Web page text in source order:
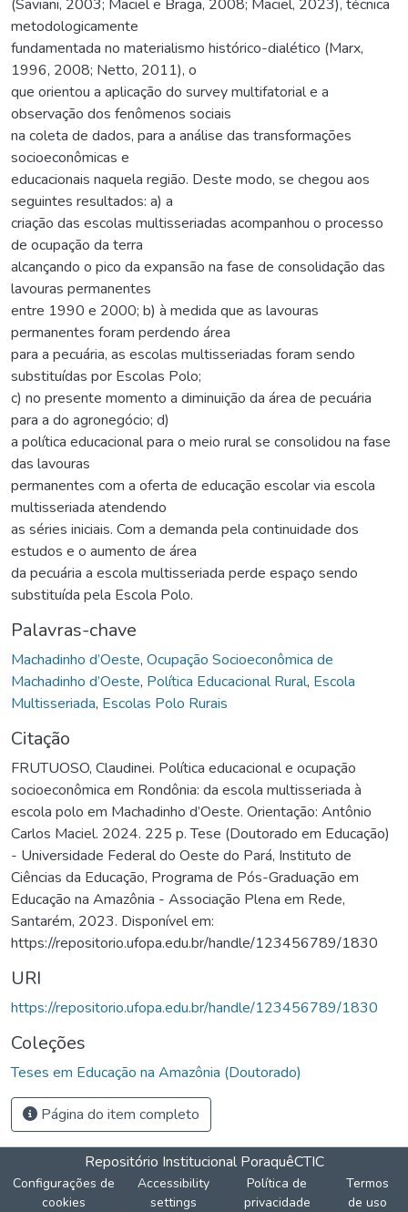
(Saviani, 2003; Maciel e Braga, 2008; Maciel, 2023), técnica
metodologicamente
fundamentada no materialismo histórico-dialético (Marx,
1996, 2008; Netto, 2011), o
que orientou a aplicação do survey multifatorial e a
observação dos fenômenos sociais
na coleta de dados, para a análise das transformações
socioeconômicas e
educacionais naquela região. Deste modo, se chegou aos
seguintes resultados: a) a
criação das escolas multisseriadas acompanhou o processo
de ocupação da terra
alcançando o pico da expansão na fase de consolidação das
lavouras permanentes
entre 1990 e 2000; b) à medida que as lavouras
permanentes foram perdendo área
para a pecuária, as escolas multisseriadas foram sendo
substituídas por Escolas Polo;
c) no presente momento a diminuição da área de pecuária
para a do agronegócio; d)
a política educacional para o meio rural se consolidou na fase
das lavouras
permanentes com a oferta de educação escolar via escola
multisseriada atendendo
as séries iniciais. Com a demanda pela continuidade dos
estudos e o aumento de área
da pecuária a escola multisseriada perde espaço sendo
substituída pela Escola Polo.
Palavras-chave
Machadinho d’Oeste, Ocupação Socioeconômica de
Machadinho d’Oeste, Política Educacional Rural, Escola
Multisseriada, Escolas Polo Rurais
Citação
FRUTUOSO, Claudinei. Política educacional e ocupação
socioeconômica em Rondônia: da escola multisseriada à
escola polo em Machadinho d’Oeste. Orientação: Antônio
Carlos Maciel. 2024. 225 p. Tese (Doutorado em Educação)
- Universidade Federal do Oeste do Pará, Instituto de
Ciências da Educação, Programa de Pós-Graduação em
Educação na Amazônia - Associação Plena em Rede,
Santarém, 2023. Disponível em:
https://repositorio.ufopa.edu.br/handle/123456789/1830
URI
https://repositorio.ufopa.edu.br/handle/123456789/1830
Coleções
Teses em Educação na Amazônia (Doutorado)
Página do item completo
Repositório Institucional PoraquêCTIC
Configurações de
cookies
Accessibility
settings
Política de
privacidade
Termos
de uso